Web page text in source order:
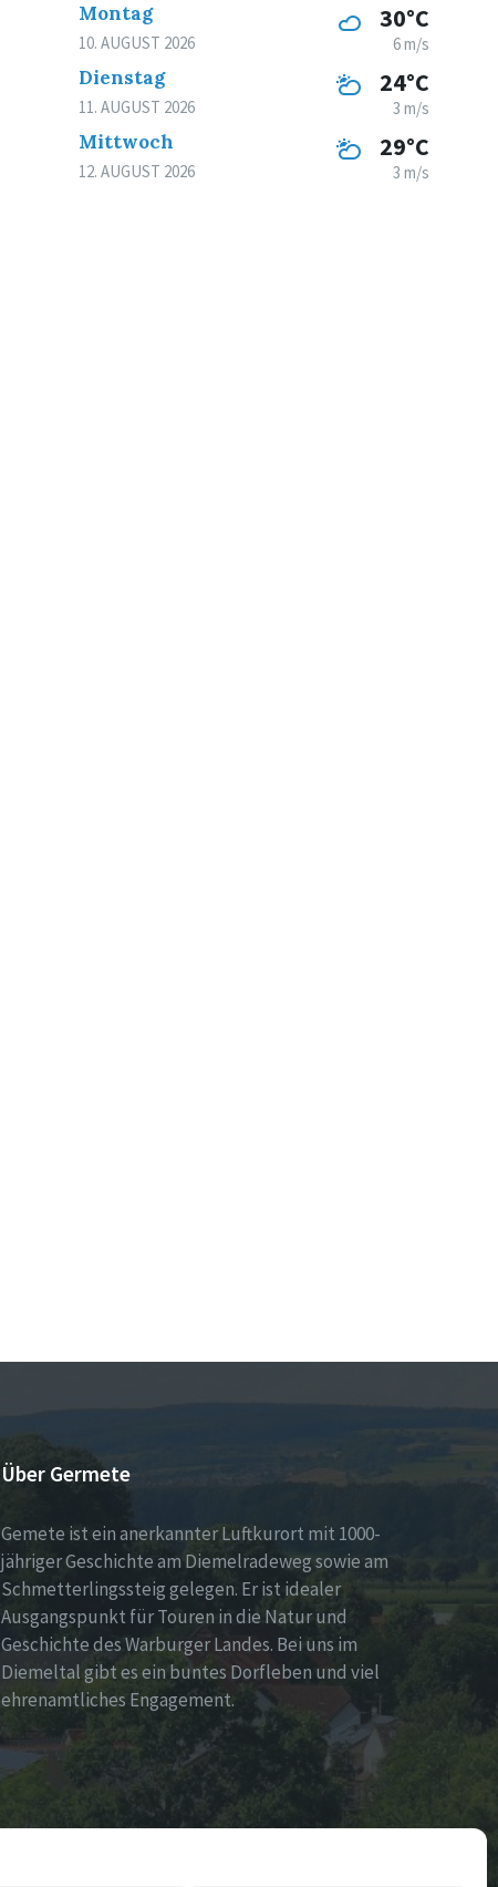
Montag
10. AUGUST 2026
30°C
6 m/s
Dienstag
11. AUGUST 2026
24°C
3 m/s
Mittwoch
12. AUGUST 2026
29°C
3 m/s
Über Germete
Gemete ist ein anerkannter Luftkurort mit 1000-
jähriger Geschichte am Diemelradeweg sowie am
Schmetterlingssteig gelegen. Er ist idealer
Ausgangspunkt für Touren in die Natur und
Geschichte des Warburger Landes. Bei uns im
Diemeltal gibt es ein buntes Dorfleben und viel
ehrenamtliches Engagement.